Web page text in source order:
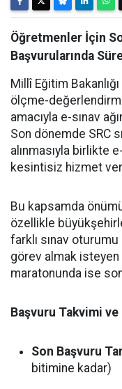
Öğretmenler İçin
Başvurularında
Millî Eğitim
ölçme-
amacıyla e-sınav
Son dönemde SRC
alınmasıyla birlikte
kesintisiz hizmet
Bu kapsamda
özellikle
farklı sınav
görev almak
maratonunda ise
Başvuru Takvimi
Son Başvuru
bitimine kadar)